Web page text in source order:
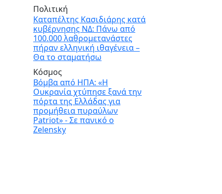
Πολιτική
Καταπέλτης Κασιδιάρης κατά
κυβέρνησης ΝΔ: Πάνω από
100.000 λαθρομετανάστες
πήραν ελληνική ιθαγένεια –
Θα το σταματήσω
Κόσμος
Βόμβα από ΗΠΑ: «Η
Ουκρανία χτύπησε ξανά την
πόρτα της Ελλάδας για
προμήθεια πυραύλων
Patriot» - Σε πανικό ο
Zelensky